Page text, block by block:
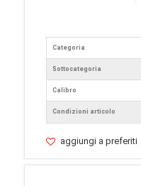
Categoria
Sottocategoria
Calibro
Condizioni articolo
aggiungi a preferiti